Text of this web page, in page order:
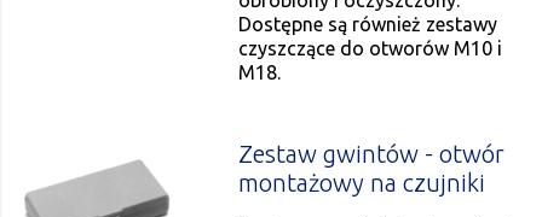
Dostępne są również zestawy
czyszczące do otworów M10 i
M18.
Zestaw gwintów - otwór
montażowy na czujniki